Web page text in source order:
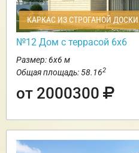
КАРКАС ИЗ СТРОГАНОЙ ДОСКИ
№12 Дом с террасой 6х6
Размер: 6х6 м
Общая площадь: 58.162
от 2000300